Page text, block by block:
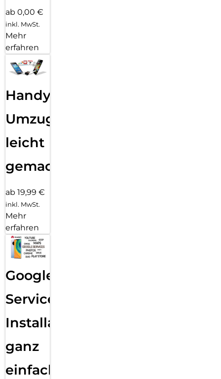
ab 0,00 €
inkl. MwSt.
Mehr
erfahren
Handy
Umzug
leicht
gemacht!
ab 19,99 €
inkl. MwSt.
Mehr
erfahren
Google
Services
Installation
ganz
einfach